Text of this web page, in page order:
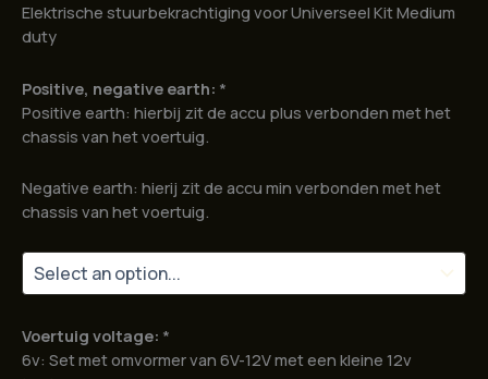
Elektrische stuurbekrachtiging voor Universeel Kit Medium
duty
Positive, negative earth: *
Positive earth: hierbij zit de accu plus verbonden met het
chassis van het voertuig.
Negative earth: hierij zit de accu min verbonden met het
chassis van het voertuig.
Voertuig voltage: *
6v: Set met omvormer van 6V-12V met een kleine 12v